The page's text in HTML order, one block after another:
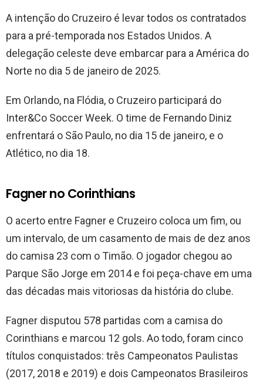
A intenção do Cruzeiro é levar todos os contratados
para a pré-temporada nos Estados Unidos. A
delegação celeste deve embarcar para a América do
Norte no dia 5 de janeiro de 2025.
Em Orlando, na Flódia, o Cruzeiro participará do
Inter&Co Soccer Week. O time de Fernando Diniz
enfrentará o São Paulo, no dia 15 de janeiro, e o
Atlético, no dia 18.
Fagner no Corinthians
O acerto entre Fagner e Cruzeiro coloca um fim, ou
um intervalo, de um casamento de mais de dez anos
do camisa 23 com o Timão. O jogador chegou ao
Parque São Jorge em 2014 e foi peça-chave em uma
das décadas mais vitoriosas da história do clube.
Fagner disputou 578 partidas com a camisa do
Corinthians e marcou 12 gols. Ao todo, foram cinco
títulos conquistados: três Campeonatos Paulistas
(2017, 2018 e 2019) e dois Campeonatos Brasileiros